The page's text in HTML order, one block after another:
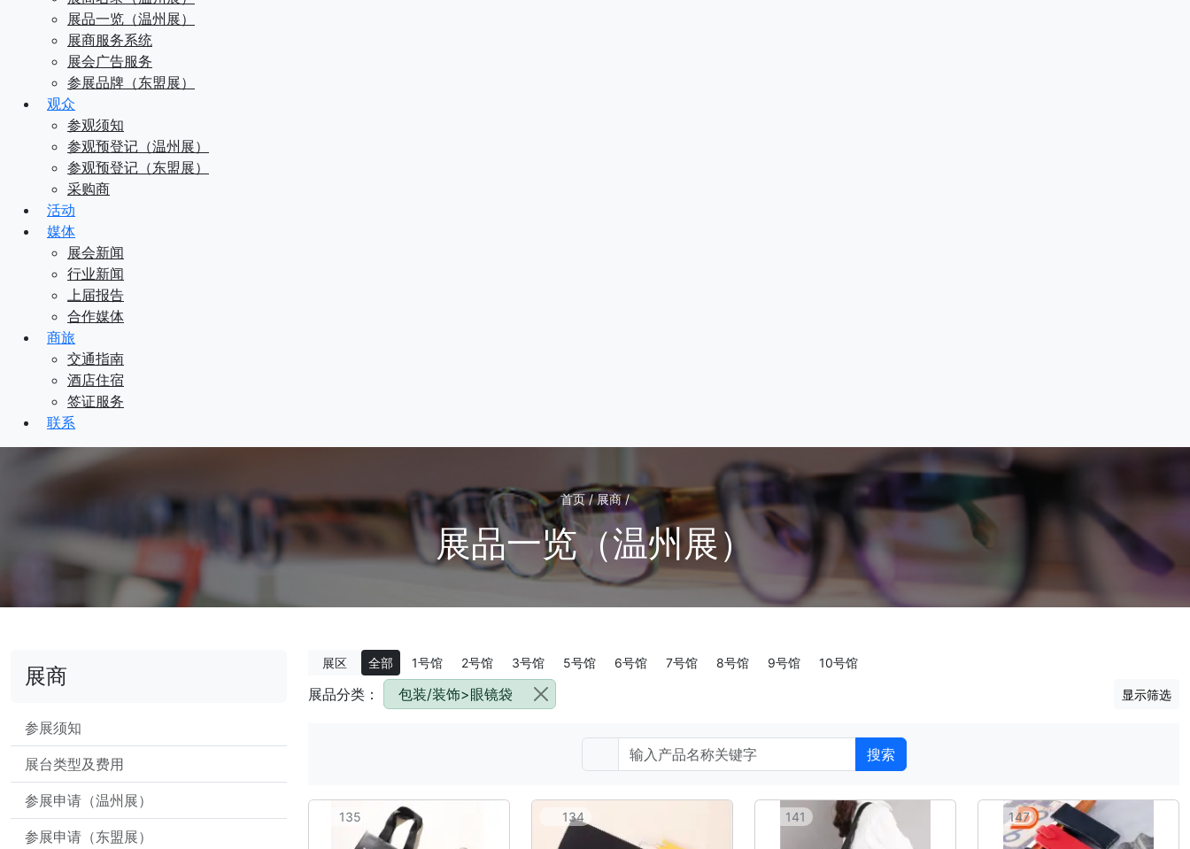
展品一览（温州展）
展商服务系统
展会广告服务
参展品牌（东盟展）
观众
参观须知
参观预登记（温州展）
参观预登记（东盟展）
采购商
活动
媒体
展会新闻
行业新闻
上届报告
合作媒体
商旅
交通指南
酒店住宿
签证服务
联系
首页 / 展商 /
展品一览（温州展）
展商
参展须知
展台类型及费用
参展申请（温州展）
参展申请（东盟展）
展区 全部 1号馆 2号馆 3号馆 5号馆 6号馆 7号馆 8号馆 9号馆 10号馆
展品分类： 包装/装饰>眼镜袋 显示筛选
搜索
135 134 141 147